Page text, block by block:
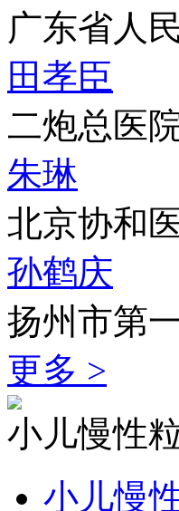
广东省人
田孝臣
二炮总医
朱琳
北京协和
孙鹤庆
扬州市第
更多 >
小儿慢性
小儿慢